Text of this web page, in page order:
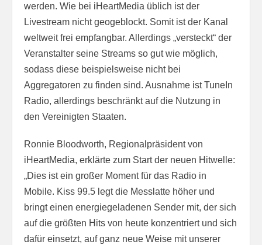
werden. Wie bei iHeartMedia üblich ist der
Livestream nicht geogeblockt. Somit ist der Kanal
weltweit frei empfangbar. Allerdings „versteckt“ der
Veranstalter seine Streams so gut wie möglich,
sodass diese beispielsweise nicht bei
Aggregatoren zu finden sind. Ausnahme ist TuneIn
Radio, allerdings beschränkt auf die Nutzung in
den Vereinigten Staaten.
Ronnie Bloodworth, Regionalpräsident von
iHeartMedia, erklärte zum Start der neuen Hitwelle:
„Dies ist ein großer Moment für das Radio in
Mobile. Kiss 99.5 legt die Messlatte höher und
bringt einen energiegeladenen Sender mit, der sich
auf die größten Hits von heute konzentriert und sich
dafür einsetzt, auf ganz neue Weise mit unserer